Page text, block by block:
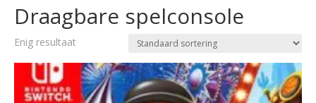
Draagbare spelconsole
Enig resultaat